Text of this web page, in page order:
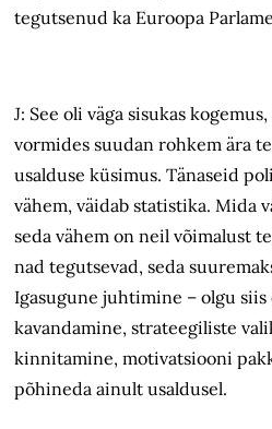
tegutsenud ka Euroopa
J: See oli väga sisukas
vormides suudan rohkem ära
usalduse küsimus. Tänaseid
vähem, väidab statistika. Mida
seda vähem on neil võimalust
nad tegutsevad, seda
Igasugune juhtimine – olgu siis
kavandamine, strateegiliste
kinnitamine, motivatsiooni
põhineda ainult usaldusel.